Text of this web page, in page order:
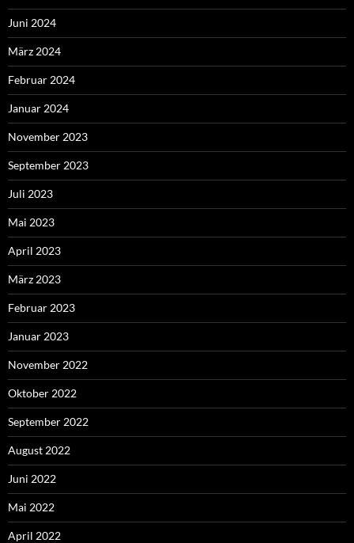
Juni 2024
März 2024
Februar 2024
Januar 2024
November 2023
September 2023
Juli 2023
Mai 2023
April 2023
März 2023
Februar 2023
Januar 2023
November 2022
Oktober 2022
September 2022
August 2022
Juni 2022
Mai 2022
April 2022